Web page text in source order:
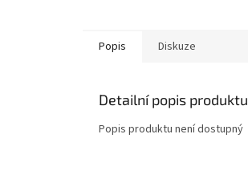
Popis Diskuze
Detailní popis produktu
Popis produktu není dostupný